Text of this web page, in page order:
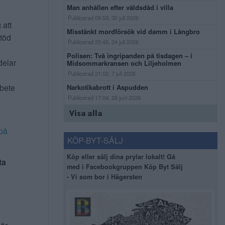
att
Man anhållen efter våldsdåd i villa
Publicerad 09:53, 30 juli 2026
Misstänkt mordförsök vid damm i Långbro
Publicerad 20:45, 24 juli 2026
Polisen: Två ingripanden på tisdagen – i
Midsommarkransen och Liljeholmen
Publicerad 21:02, 7 juli 2026
Narkotikabrott i Aspudden
Publicerad 17:04, 28 juni 2026
Visa alla
KÖP-BYT-SÄLJ
Köp eller sälj dina prylar lokalt! Gå
med i Facebookgruppen Köp Byt Sälj
- Vi som bor i Hägersten